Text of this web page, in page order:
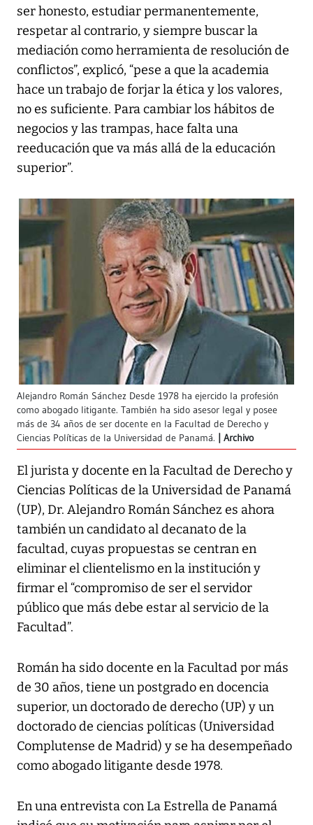
ser honesto, estudiar permanentemente,
respetar al contrario, y siempre buscar la
mediación como herramienta de resolución de
conflictos”, explicó, “pese a que la academia
hace un trabajo de forjar la ética y los valores,
no es suficiente. Para cambiar los hábitos de
negocios y las trampas, hace falta una
reeducación que va más allá de la educación
superior”.
Alejandro Román Sánchez Desde 1978 ha ejercido la profesión
como abogado litigante. También ha sido asesor legal y posee
más de 34 años de ser docente en la Facultad de Derecho y
Ciencias Políticas de la Universidad de Panamá.
Archivo
El jurista y docente en la Facultad de Derecho y
Ciencias Políticas de la Universidad de Panamá
(UP), Dr. Alejandro Román Sánchez es ahora
también un candidato al decanato de la
facultad, cuyas propuestas se centran en
eliminar el clientelismo en la institución y
firmar el “compromiso de ser el servidor
público que más debe estar al servicio de la
Facultad”.
Román ha sido docente en la Facultad por más
de 30 años, tiene un postgrado en docencia
superior, un doctorado de derecho (UP) y un
doctorado de ciencias políticas (Universidad
Complutense de Madrid) y se ha desempeñado
como abogado litigante desde 1978.
En una entrevista conLa Estrella de Panamá